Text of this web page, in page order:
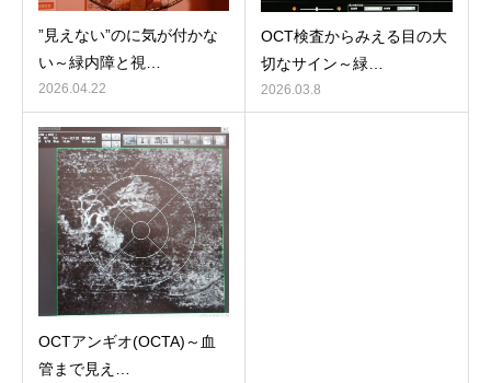
”見えない”のに気が付かな
い～緑内障と視…
2026.04.22
OCT検査からみえる目の大
切なサイン～緑…
2026.03.8
OCTアンギオ(OCTA)～血
管まで見え…